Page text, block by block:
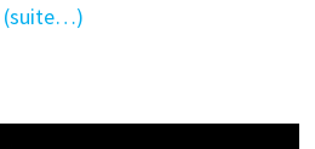
(suite…)